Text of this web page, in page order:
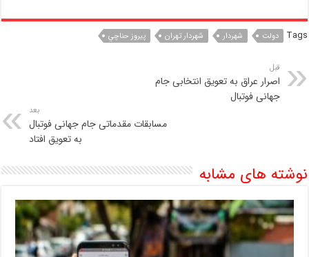
Tags دولت شهردار شهردار تهران پيروز حناچي
قبل
اصرار عراق به تعویق انتخابی جام
جهانی فوتبال
بعد
مسابقات مقدماتی جام جهانی فوتبال
به تعویق افتاد
نوشته های مشابه